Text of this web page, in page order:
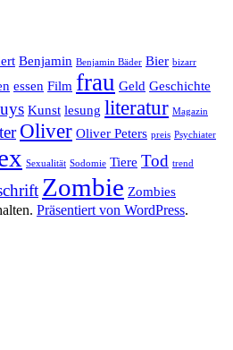
Benjamin Benjamin Bäder Bier bizarr
essen Film frau Geld Geschichte
Kunst lesung literatur Magazin
Oliver Oliver Peters preis Psychiater
Sexualität Sodomie Tiere Tod trend
Zombie Zombies
Präsentiert von WordPress.